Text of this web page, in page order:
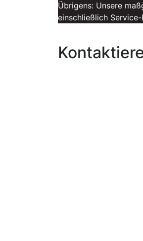
Übrigens: Unsere
einschließlich